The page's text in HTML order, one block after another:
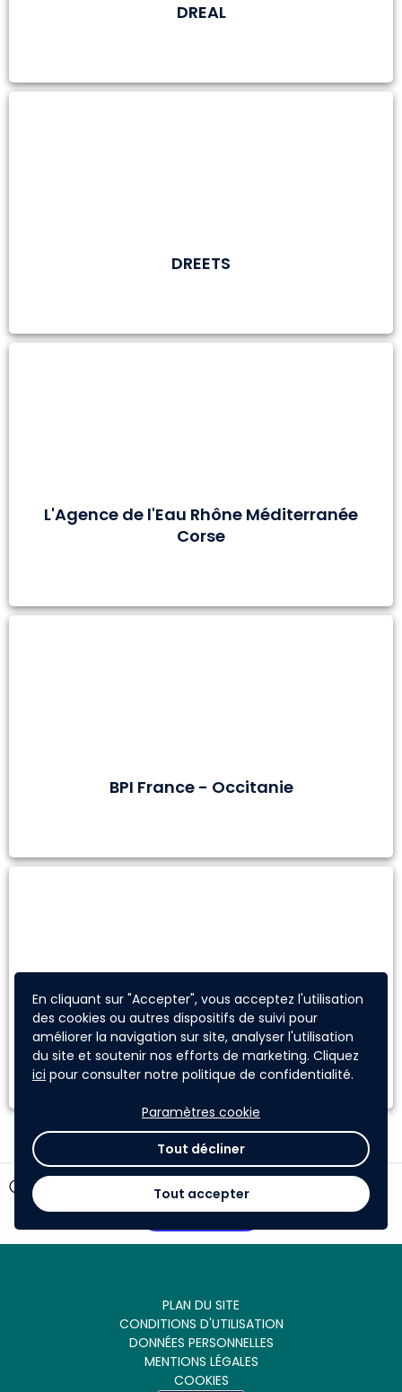
En cliquant sur "Accepter", vous acceptez l'utilisation
des cookies ou autres dispositifs de suivi pour
améliorer la navigation sur site, analyser l'utilisation
du site et soutenir nos efforts de marketing. Cliquez
ici pour consulter notre politique de confidentialité.
Paramètres cookie
Tout décliner
Tout accepter
DREAL
DREETS
L'Agence de l'Eau Rhône Méditerranée
Corse
BPI France - Occitanie
AD'OCC
timer
49 jours restants
Participer
PLAN DU SITE
CONDITIONS D'UTILISATION
DONNÉES PERSONNELLES
MENTIONS LÉGALES
COOKIES